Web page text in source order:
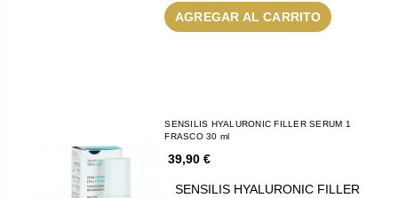
AGREGAR AL CARRITO
SENSILIS HYALURONIC FILLER SERUM 1
FRASCO 30 ml
39,90 €
SENSILIS HYALURONIC FILLER